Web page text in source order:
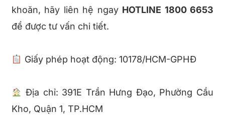
khoăn, hãy liên hệ ngay HOTLINE 1800 6653
để được tư vấn chi tiết.
Giấy phép hoạt động: 10178/HCM-GPHĐ
Địa chỉ: 391E Trần Hưng Đạo, Phường Cầu
Kho, Quận 1, TP.HCM